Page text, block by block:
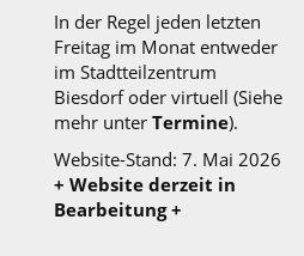
In der Regel jeden letzten
Freitag im Monat entweder
im Stadtteilzentrum
Biesdorfoder virtuell (Siehe
mehr unter Termine).
Website-Stand: 7. Mai 2026
+ Website derzeit in
Bearbeitung +